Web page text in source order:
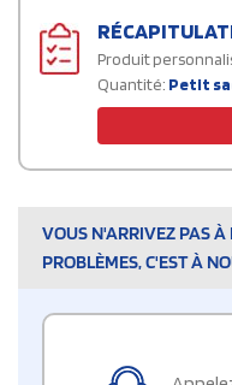
Produit
Quantité: Petit
VOUS N'ARRIVEZ PAS À
PROBLÈMES, C'EST À